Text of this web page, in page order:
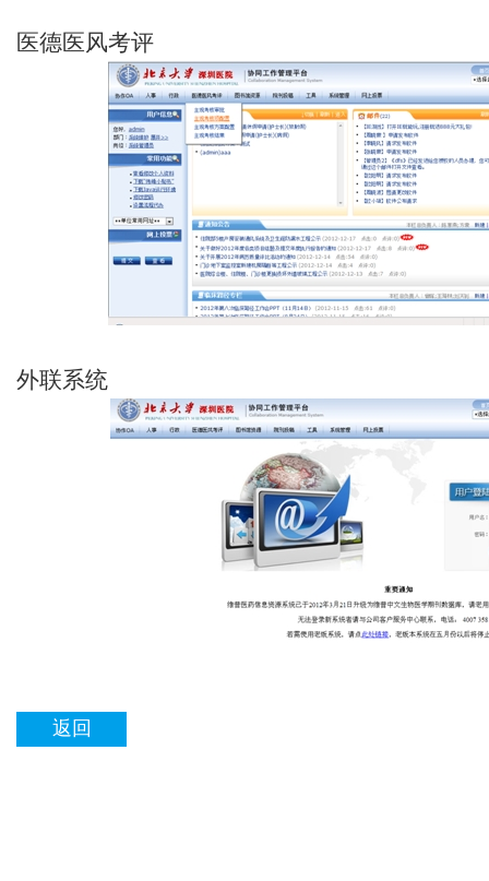
医德医风考评
外联系统
返回